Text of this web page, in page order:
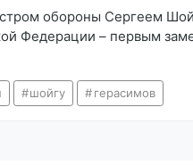
обороны Сергеем
Федерации – первым
шойгу герасимов